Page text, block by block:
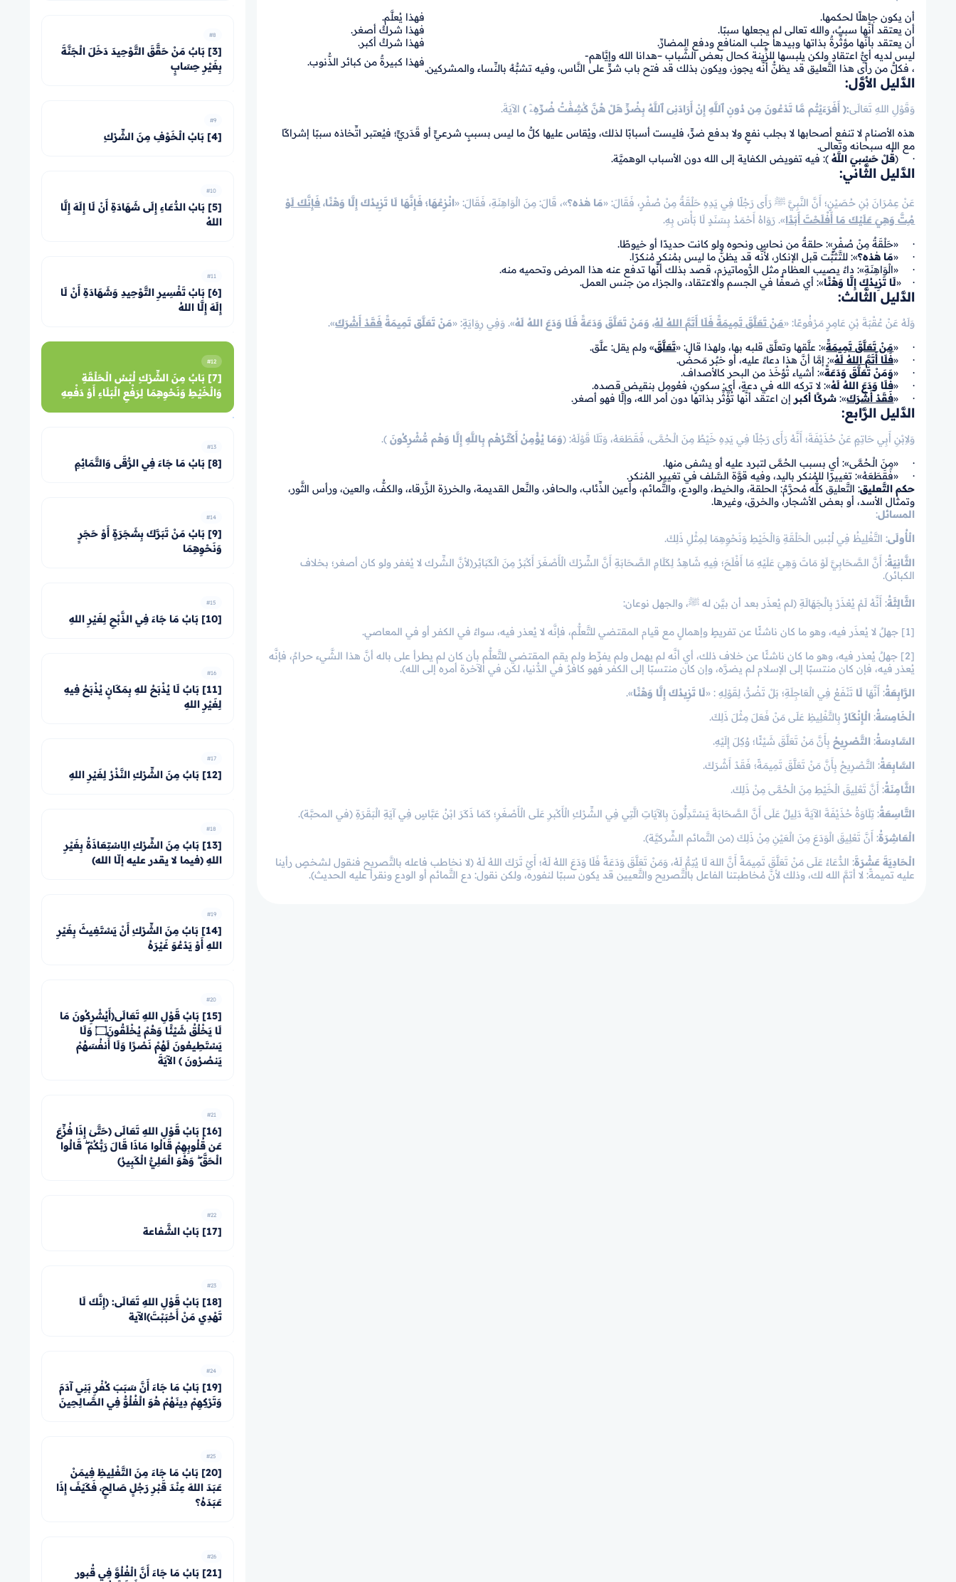
أن يكون جاهلًا لحكمها.
فهذا يُعلَّم.
أن يعتقد أنَّها سببٌ، والله تعالى لم يجعلها سببًا.
فهذا شركٌ أصغر.
أن يعتقد بأنَّها مؤثِّرةٌ بذاتها وبيدها جلب المنافع ودفع المضارِّ.
فهذا شركٌ أكبر.
ليس لديه أيُّ اعتقادٍ ولكن يلبسها للزِّينة كحال بعض الشَّباب –هدانا الله وإيَّاهم-
، فكلُّ من رأى هذا التَّعليق قد يظنُّ أنَّه يجوز، ويكون بذلك قد فتح باب شرٍّ على النَّاس، وفيه تشبُّهٌ بالنِّساء والمشركين.فهذا كبيرةٌ من كبائر الذُّنوب.
الدَّليل الأوَّل:
وَقَوْلِ اللهِ تَعَالَى:﴿ أَفَرَءَيْتُم مَّا تَدْعُونَ مِن دُونِ ٱللَّهِ إِنْ أَرَادَنِىَ ٱللَّهُ بِضُرٍّ هَلْ هُنَّ كَٰشِفَٰتُ ضُرِّهِۦٓ ﴾الآيَةَ.
هذه الأصنام لا تنفع أصحابها لا بجلب نفعٍ ولا بدفع ضرٍّ، فليست أسبابًا لذلك، ويُقاس عليها كلُّ ما ليس بسببٍ شرعيٍّ أو قَدَريٍّ؛ فيُعتبر اتِّخاذه سببًا إشراكًا
مع الله سبحانه وتعالى.
· ﴿قُلْ حَسْبيَ اللَّهُ ﴾: فيه تفويض الكفاية إلى الله دون الأسباب الوهميَّة.
الدَّليل الثَّاني:
عَنْ عِمْرَانَ بْنِ حُصَيْنٍ؛ أَنَّ النَّبِيَّ ﷺ رَأَى رَجُلًا فِي يَدِهِ حَلْقَةٌ مِنْ صُفْرٍ، فَقَالَ: «مَا هٰذه؟»، قَالَ: مِنَ الْوَاهِنَةِ، فَقَالَ: «انْزِعْهَا؛ فَإِنَّهَا لَا تَزِيدُكَ إِلَّا وَهْنًا، فَإِنَّكَ لَوْ
مُـِتَّ وَهِيَ عَلَيْكَ مَا أَفْلَحْتَ أَبَدًا». رَوَاهُ أَحْمَدُ بِسَنَدٍ لَا بَأْسَ بِهِ.
· «حَلْقَةٌ مِنْ صُفْرٍ»: حلقةٌ من نحاسٍ ونحوه ولو كانت حديدًا أو خيوطًا.
· «مَا هٰذه؟»: للتَّثبُّت قبل الإنكار، لأنَّه قد يظنُّ ما ليس بمُنكرٍ مُنكرًا.
· «الْوَاهِنَةِ»: داءٌ يصيب العظام مثل الرُّوماتيزم، قصد بذلك أنَّها تدفع عنه هذا المرض وتحميه منه.
· «لَا تَزِيدُكَ إِلَّا وَهْنًا»: أي ضعفًا في الجسم والاعتقاد، والجزاء من جنس العمل.
الدَّليل الثَّالث:
وَلَهُ عَنْ عُقْبَةَ بْنِ عَامِرٍ مَرْفُوعًا: «مَنْ تَعَلَّقَ تَمِيمَةً فَلَا أَتَمَّ اللهُ لَهُ، وَمَنْ تَعَلَّقَ وَدَعَةً فَلَا وَدَعَ اللهُ لَهُ». وَفِي رِوَايَةٍ: «مَنْ تَعَلَّق تَمِيمَةً فَقَدْ أَشْرَكَ».
· «مَنْ تَعَلَّقَ تَمِيمَةً»: علَّقها وتعلَّق قلبه بها، ولهذا قال: «تَعَلَّقَ» ولم يقل: علَّق.
· «فَلَا أَتَمَّ اللهُ لَهُ»: إمَّا أنَّ هذا دعاءٌ عليه، أو خبٌر مَحضٌ.
· «وَمَنْ تَعَلَّقَ وَدَعَةً»: أشياء تُؤخَذ من البحر كالأصداف.
· «فَلَا وَدَعَ اللهُ لَهُ»: لا تركه الله في دعةٍ، أي: سكونٍ، فعُومِل بنقيض قصده.
· «فَقَدْ أَشْرَكَ»:شركًا أكبر إن اعتقد أنَّها تُؤثِّر بذاتها دون أمر الله، وإلَّا فهو أصغر.
الدَّليل الرَّابع:
وَلاِبْنِ أَبِي حَاتِمٍ عَنْ حُذَيْفَةَ؛ أَنَّهُ رَأَى رَجُلًا فِي يَدِهِ خَيْطٌ مِنَ الْـحُمَّى، فَقَطَعَهُ، وَتَلَا قَوْلَهُ: ﴿وَمَا يُؤْمِنُ أَكْثَرُهُم بِاللَّهِ إِلَّا وَهُم مُّشْرِكُونَ﴾.
· «مِنَ الْـحُمَّى»: أي بسبب الحُمَّى لتبرد عليه أو يشفى منها.
· «فَقَطَعَهُ»: تغييرًا للمُنكر باليد، وفيه قوَّة السَّلف في تغيير المُنكر.
حكم التَّعليق: التَّعليق كلُّه مُحرَّمٌ: الحلقة، والخيط، والودع، والتَّمائم، وأعين الذِّئاب، والحافر، والنَّعل القديمة، والخرزة الزَّرقاء، والكفُّ، والعين، ورأس الثَّور،
وتمثال الأسد، أو بعض الأشجار، والخرق، وغيرها.
المسائل:
الْأُولَى: التَّغْلِيظُ فِي لُبْسِ الْحَلْقَةِ وَالْخَيْطِ وَنَحْوِهِمَا لِمِثْلِ ذَلِكَ.
الثَّانِيَةُ: أَنَّ الصَّحَابِيَّ لَوْ مَاتَ وَهِيَ عَلَيْهِ مَا أَفْلَحَ؛ فِيهِ شَاهِدٌ لِكَلَامِ الصَّحَابَةِ أَنَّ الشِّرْكَ الْأَصْغَرَ أَكْبَرُ مِنَ الْكَبَائِر(لأنَّ الشِّرك لا يُغفر ولو كان أصغر؛ بخلاف
الكبائر).
الثَّالِثَةُ: أَنَّهُ لَمْ يُعْذَرْ بِالْجَهَالَةِ (لم يُعذَر بعد أن بيَّن له ﷺ، والجهل نوعان:
[1] جهلٌ لا يُعذَر فيه، وهو ما كان ناشئًا عن تفريطٍ وإهمالٍ مع قيام المقتضي للتَّعلُّم، فإنَّه لا يُعذر فيه، سواءٌ في الكفر أو في المعاصي.
[2] جهلٌ يُعذر فيه، وهو ما كان ناشئًا عن خلاف ذلك، أي أنَّه لم يهمل ولم يفرِّط ولم يقم المقتضي للتَّعلُّم بأن كان لم يطرأ على باله أنَّ هذا الشَّيء حرامٌ، فإنَّه
يُعذر فيه، فإن كان منتسبًا إلى الإسلام لم يضرَّه، وإن كان منتسبًا إلى الكفر فهو كافرٌ في الدُّنيا، لكن في الآخرة أمره إلى الله).
الرَّابِعَةُ: أَنَّهَا لَا تَنْفَعُ فِي الْعَاجِلَةِ؛ بَلْ تَضُرُّ، لِقَوْلِهِ : «لَا تَزِيدُكَ إِلَّا وَهْنًا».
الْخَامِسَةُ: الْإِنْكَارُ بِالتَّغْلِيظِ عَلَى مَنْ فَعَلَ مِثْلَ ذَلِكَ.
السَّادِسَةُ: التَّصْرِيحُبِأَنَّ مَنْ تَعَلَّقَ شَيْئًا؛ وُكِلَ إِلَيْهِ.
السَّابِعَةُ: التَّصْرِيحُ بِأَنَّ مَنْ تَعَلَّقَ تَمِيمَةً؛ فَقَدْ أَشْرَكَ.
الثَّامِنَةُ: أَنَّ تَعْلِيقَ الْخَيْطِ مِنَ الْحُمَّى مِنْ ذَلِكَ.
التَّاسِعَةُ: تِلَاوَةُ حُذَيْفَةَ الآيَةَ دَلِيلٌ عَلَى أَنَّ الصَّحَابَةَ يَسْتَدِلُّونَ بِالآيَاتِ الَّتِي فِي الشِّرْكِ الْأَكْبرِ عَلَى الْأَصْغَرِ؛ كَمَا ذَكَرَ ابْنُ عَبَّاسٍ فِي آيَةِ الْبَقَرَةِ (في المحبَّة).
الْعَاشِرَةُ: أَنَّ تَعْلِيقَ الْوَدَعَ مِنَ الْعَيْنِ مِنْ ذَلِكَ (من التَّمائم الشِّركيَّة).
الْحَادِيَةَ عَشْرَةَ: الدُّعَاءُ عَلَى مَنْ تَعَلَّقَ تَمِيمَةً أَنَّ اللهَ لَا يُتِمُّ لَهُ، وَمَنْ تَعَلَّقَ وَدَعَةً فَلَا وَدَعَ اللهُ لَهُ؛ أَيْ تَرَكَ اللهُ لَهُ (لا نخاطب فاعله بالتَّصريح فنقول لشخصٍ رأينا
عليه تميمةً: لا أتمَّ الله لك، وذلك لأنَّ مُخاطبتنا الفاعل بالتَّصريح والتَّعيين قد يكون سببًا لنفوره، ولكن نقول: دع التَّمائم أو الودع ونقرأ عليه الحديث).
#8
[3] بَابٌ مَنْ حَقَّقَ التَّوْحِيدَ دَخَلَ الْجَنَّةَ
بِغَيْرِ حِسَابٍ
#9
[4] بَابُ الْخَوْفِ مِنَ الشِّرْكِ
#10
[5] بَابُ الدُّعَاءِ إِلَى شَهَادَةِ أَنْ لَا إِلَهَ إِلَّا
اللهُ
#11
[6] بَابُ تَفْسِيرِ التَّوْحِيدِ وَشَهَادَةِ أَنْ لَا
إِلَهَ إِلَّا اللهُ
#12
[7] بَابٌ مِنَ الشِّرْكِ لُبْسُ الْحَلْقَةِ
وَالْخَيْطِ وَنَحْوِهِمَا لِرَفْعِ الْبَلَاءِ أَوْ دَفْعِهِ
#13
[8] بَابُ مَا جَاءَ فِي الرُّقَى وَالتَّمَائِمِ
#14
[9] بَابُ مَنْ تَبَرَّكَ بِشَجَرَةٍ أَوْ حَجَرٍ
وَنَحْوِهِمَا
#15
[10] بَابُ مَا جَاءَ فِي الذَّبْحِ لِغَيْرِ اللهِ
#16
[11] بَابٌ لَا يُذْبَحُ للهِ بِمَكَانٍ يُذْبَحُ فِيهِ
لِغَيْرِ اللهِ
#17
[12] بَابٌ مِنَ الشِّرْكِ النَّذْرُ لِغَيْرِ اللهِ
#18
[13] بَابٌ مِنَ الشِّرْكِ الِاسْتِعَاذَةُ بِغَيْرِ
اللهِ (فيما لا يقدر عليه إلّا الله)
#19
[14] بَابٌ مِنَ الشِّرْكِ أَنْ يَسْتَغِيثَ بِغَيْرِ
اللهِ أَوْ يَدْعُوَ غَيْرَهُ
#20
[15] بَابُ قَوْلِ اللهِ تَعَالَى﴿أَيُشْرِكُونَ مَا
لَا يَخْلُقُ شَيْئًا وَهُمْ يُخْلَقُونَ۝ وَلَا
يَسْتَطِيعُونَ لَهُمْ نَصْرًا وَلَا أَنفُسَهُمْ
يَنصُرُونَ ﴾ الآيَةَ
#21
[16] بَابُ قَوْلِ اللهِ تَعَالَى ﴿حَتَّىٰ إِذَا فُزِّعَ
عَن قُلُوبِهِمْ قَالُوا مَاذَا قَالَ رَبُّكُمْ ۖ قَالُوا
الْحَقَّ ۖ وَهُوَ الْعَلِيُّ الْكَبِيرُ﴾
#22
[17] بَابُ الشَّفاعة
#23
[18] بَابُ قَوْلِ اللهِ تَعَالَى: ﴿إِنَّكَ لَا
تَهْدِي مَنْ أَحْبَبْتَ﴾الآية
#24
[19] بَابُ مَا جَاءَ أَنَّ سَبَبَ كُفْرِ بَنِي آدَمَ
وَتَرْكِهِمْ دِينَهُمْ هُوَ الْغُلُوُّ فِي الصَّالِحِينَ
#25
[20] بَابُ مَا جَاءَ مِنَ التَّغْلِيظِ فِيمَنْ
عَبَدَ اللهَ عِنْدَ قَبْرِ رَجُلٍ صَالِحٍ، فَكَيْفَ إِذَا
عَبَدَهُ؟
#26
[21] بَابُ مَا جَاءَ أَنَّ الْغُلُوَّ فِي قُبور